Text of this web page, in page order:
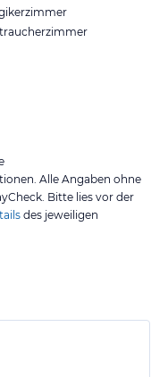
Alle Angaben ohne
Bitte lies vor der
des jeweiligen